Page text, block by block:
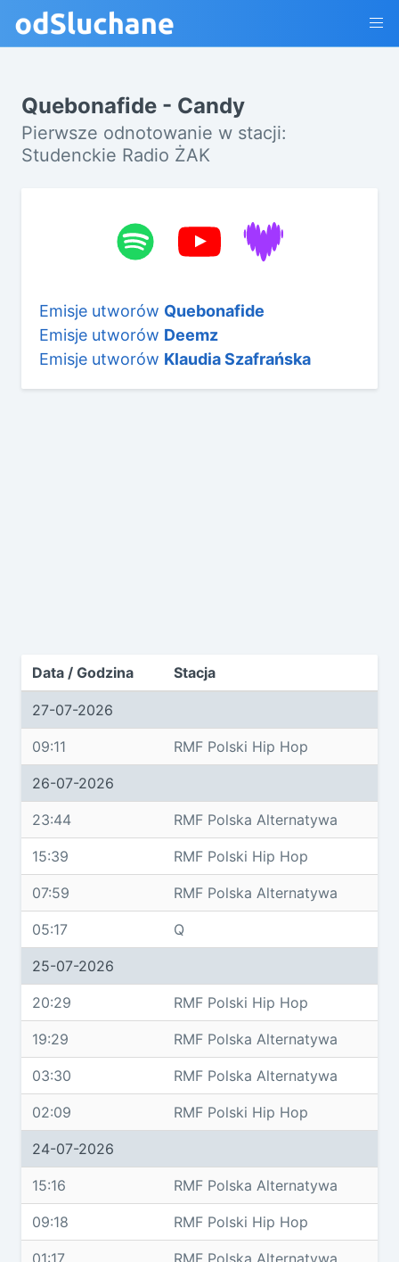
Quebonafide - Candy
Pierwsze odnotowanie w stacji:
Studenckie Radio ŻAK
Emisje utworów Quebonafide
Emisje utworów Deemz
Emisje utworów Klaudia Szafrańska
Data / Godzina Stacja
27-07-2026
09:11 RMF Polski Hip Hop
26-07-2026
23:44 RMF Polska Alternatywa
15:39 RMF Polski Hip Hop
07:59 RMF Polska Alternatywa
05:17 Q
25-07-2026
20:29 RMF Polski Hip Hop
19:29 RMF Polska Alternatywa
03:30 RMF Polska Alternatywa
02:09 RMF Polski Hip Hop
24-07-2026
15:16 RMF Polska Alternatywa
09:18 RMF Polski Hip Hop
01:17 RMF Polska Alternatywa